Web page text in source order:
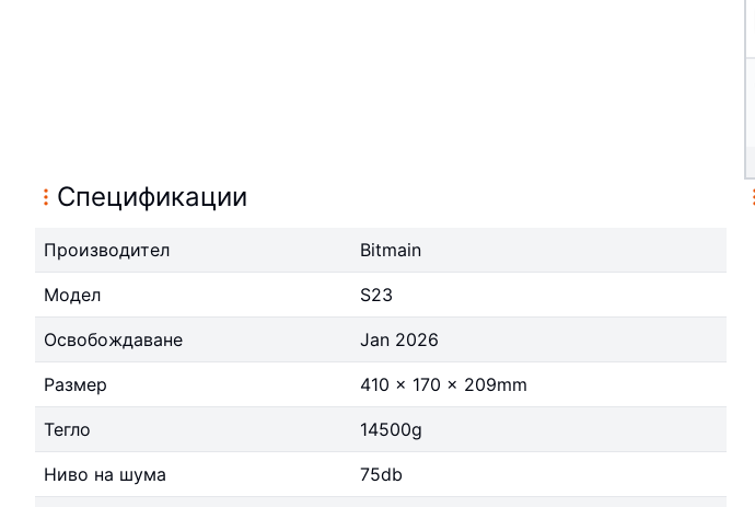
Спецификации
Производител Bitmain
Модел S23
Освобождаване Jan 2026
Размер 410 x 170 x 209mm
Тегло 14500g
Ниво на шума 75db